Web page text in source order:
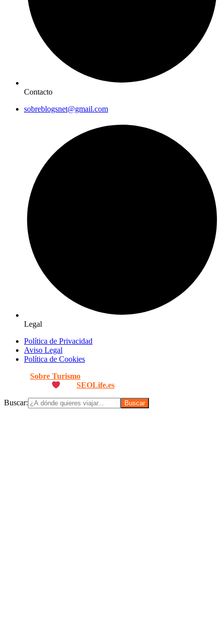
Contacto
sobreblogsnet@gmail.com
Legal
Política de Privacidad
Aviso Legal
Política de Cookies
Sobre Turismo
porSEOLife.es
Buscar: